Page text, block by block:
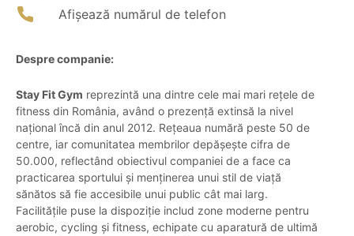
Afișează numărul de telefon
Despre companie:
Stay Fit Gym reprezintă una dintre cele mai mari rețele de
fitness din România, având o prezență extinsă la nivel
național încă din anul 2012. Rețeaua numără peste 50 de
centre, iar comunitatea membrilor depășește cifra de
50.000, reflectând obiectivul companiei de a face ca
practicarea sportului și menținerea unui stil de viață
sănătos să fie accesibile unui public cât mai larg.
Facilitățile puse la dispoziție includ zone moderne pentru
aerobic, cycling și fitness, echipate cu aparatură de ultimă